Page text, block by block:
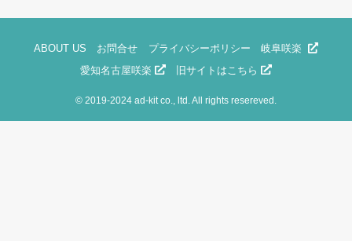
ABOUT US お問合せ プライバシーポリシー
岐阜咲楽
愛知名古屋咲楽
旧サイトはこちら
© 2019-2024 ad-kit co., ltd. All rights resereved.